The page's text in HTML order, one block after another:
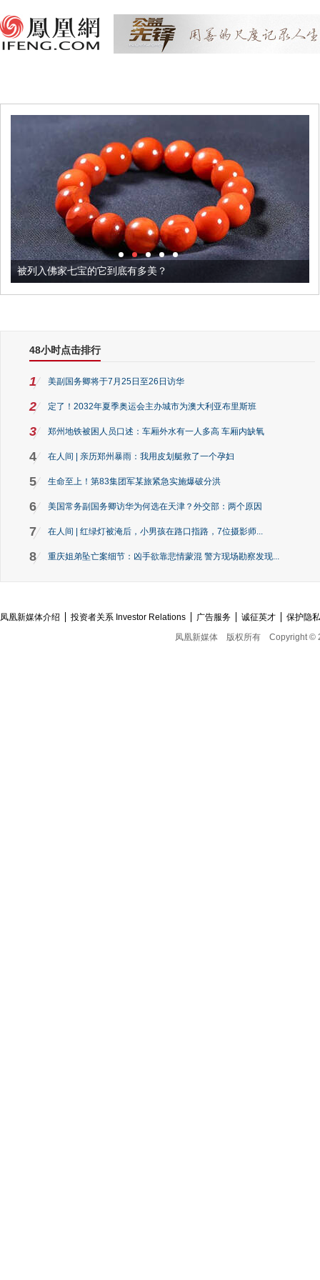
被列入佛家七宝的它到底有多美？
48小时点击排行
1 美副国务卿将于7月25日至26日访华
2 定了！2032年夏季奥运会主办城市为澳大利亚布里斯班
3 郑州地铁被困人员口述：车厢外水有一人多高 车厢内缺氧
4 在人间 | 亲历郑州暴雨：我用皮划艇救了一个孕妇
5 生命至上！第83集团军某旅紧急实施爆破分洪
6 美国常务副国务卿访华为何选在天津？外交部：两个原因
7 在人间 | 红绿灯被淹后，小男孩在路口指路，7位摄影师...
8 重庆姐弟坠亡案细节：凶手欲靠悲情蒙混 警方现场勘察发现...
凤凰新媒体介绍 投资者关系 Investor Relations 广告服务 诚征英才
保护隐
凤凰新媒体
版权所有 Copyright ©